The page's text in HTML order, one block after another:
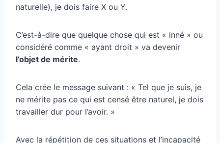
naturelle), je dois faire X ou Y.
C’est-à-dire que quelque chose qui est « inné » ou
considéré comme « ayant droit » va devenir
l’objet de mérite.
Cela crée le message suivant : « Tel que je suis, je
ne mérite pas ce qui est censé être naturel, je dois
travailler dur pour l’avoir. »
Avec la répétition de ces situations et l’incapacité